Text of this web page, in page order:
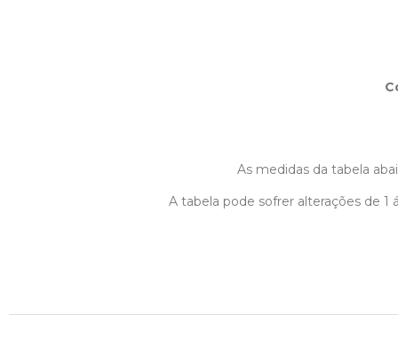
As medidas da tabela
A tabela pode sofrer alterações de